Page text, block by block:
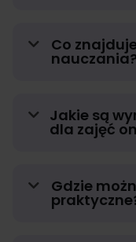
Co
Jakie są
dla zajęć
Gdzie